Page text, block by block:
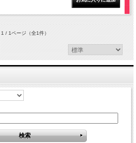
1 / 1ページ（全1件）